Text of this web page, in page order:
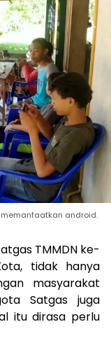
android.
TMMDN ke-
tidak hanya
masyarakat
Satgas juga
itu dirasa perlu